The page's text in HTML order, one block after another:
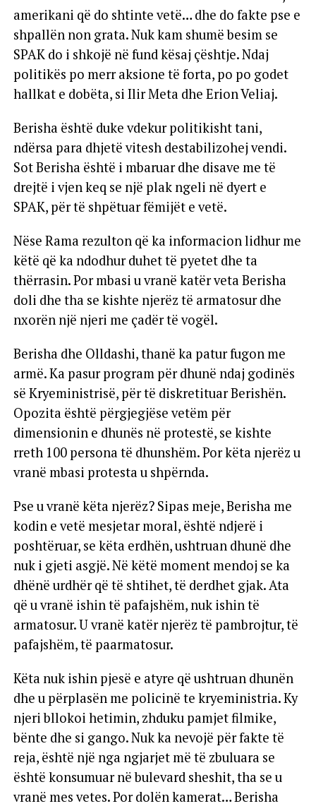
amerikani që do shtinte vetë… dhe do fakte pse e
shpallën non grata. Nuk kam shumë besim se
SPAK do i shkojë në fund kësaj çështje. Ndaj
politikës po merr aksione të forta, po po godet
hallkat e dobëta, si Ilir Meta dhe Erion Veliaj.
Berisha është duke vdekur politikisht tani,
ndërsa para dhjetë vitesh destabilizohej vendi.
Sot Berisha është i mbaruar dhe disave me të
drejtë i vjen keq se një plak ngeli në dyert e
SPAK, për të shpëtuar fëmijët e vetë.
Nëse Rama rezulton që ka informacion lidhur me
këtë që ka ndodhur duhet të pyetet dhe ta
thërrasin. Por mbasi u vranë katër veta Berisha
doli dhe tha se kishte njerëz të armatosur dhe
nxorën një njeri me çadër të vogël.
Berisha dhe Olldashi, thanë ka patur fugon me
armë. Ka pasur program për dhunë ndaj godinës
së Kryeministrisë, për të diskretituar Berishën.
Opozita është përgjegjëse vetëm për
dimensionin e dhunës në protestë, se kishte
rreth 100 persona të dhunshëm. Por këta njerëz u
vranë mbasi protesta u shpërnda.
Pse u vranë këta njerëz? Sipas meje, Berisha me
kodin e vetë mesjetar moral, është ndjerë i
poshtëruar, se këta erdhën, ushtruan dhunë dhe
nuk i gjeti asgjë. Në këtë moment mendoj se ka
dhënë urdhër që të shtihet, të derdhet gjak. Ata
që u vranë ishin të pafajshëm, nuk ishin të
armatosur. U vranë katër njerëz të pambrojtur, të
pafajshëm, të paarmatosur.
Këta nuk ishin pjesë e atyre që ushtruan dhunën
dhe u përplasën me policinë te kryeministria. Ky
njeri bllokoi hetimin, zhduku pamjet filmike,
bënte dhe si gango. Nuk ka nevojë për fakte të
reja, është një nga ngjarjet më të zbuluara se
është konsumuar në bulevard sheshit, tha se u
vranë mes vetes. Por dolën kamerat… Berisha